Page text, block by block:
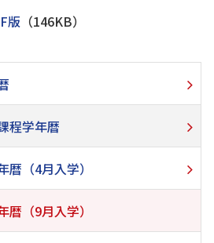
版 （146KB）
程学年暦
（4月入学）
（9月入学）